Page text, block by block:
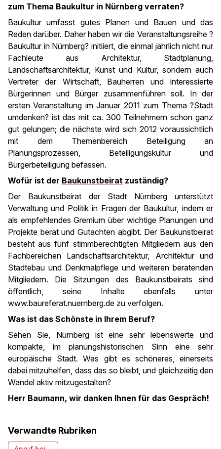
zum Thema Baukultur in Nürnberg verraten?
Baukultur umfasst gutes Planen und Bauen und das
Reden darüber. Daher haben wir die Veranstaltungsreihe ?
Baukultur in Nürnberg? initiiert, die einmal jährlich nicht nur
Fachleute aus Architektur, Stadtplanung,
Landschaftsarchitektur, Kunst und Kultur, sondern auch
Vertreter der Wirtschaft, Bauherren und interessierte
Bürgerinnen und Bürger zusammenführen soll. In der
ersten Veranstaltung im Januar 2011 zum Thema ?Stadt
umdenken? ist das mit ca. 300 Teilnehmern schon ganz
gut gelungen; die nächste wird sich 2012 voraussichtlich
mit dem Themenbereich Beteiligung an
Planungsprozessen, Beteiligungskultur und
Bürgerbeteiligung befassen.
Wofür ist der Baukunstbeirat zuständig?
Der Baukunstbeirat der Stadt Nürnberg unterstützt
Verwaltung und Politik in Fragen der Baukultur, indem er
als empfehlendes Gremium über wichtige Planungen und
Projekte berät und Gutachten abgibt. Der Baukunstbeirat
besteht aus fünf stimmberechtigten Mitgliedern aus den
Fachbereichen Landschaftsarchitektur, Architektur und
Städtebau und Denkmalpflege und weiteren beratenden
Mitgliedern. Die Sitzungen des Baukunstbeirats sind
öffentlich, seine Inhalte ebenfalls unter
www.baureferat.nuernberg.de zu verfolgen.
Was ist das Schönste in Ihrem Beruf?
Sehen Sie, Nürnberg ist eine sehr lebenswerte und
kompakte, im planungshistorischen Sinn eine sehr
europäische Stadt. Was gibt es schöneres, einerseits
dabei mitzuhelfen, dass das so bleibt, und gleichzeitig den
Wandel aktiv mitzugestalten?
Herr Baumann, wir danken Ihnen für das Gespräch!
Verwandte Rubriken